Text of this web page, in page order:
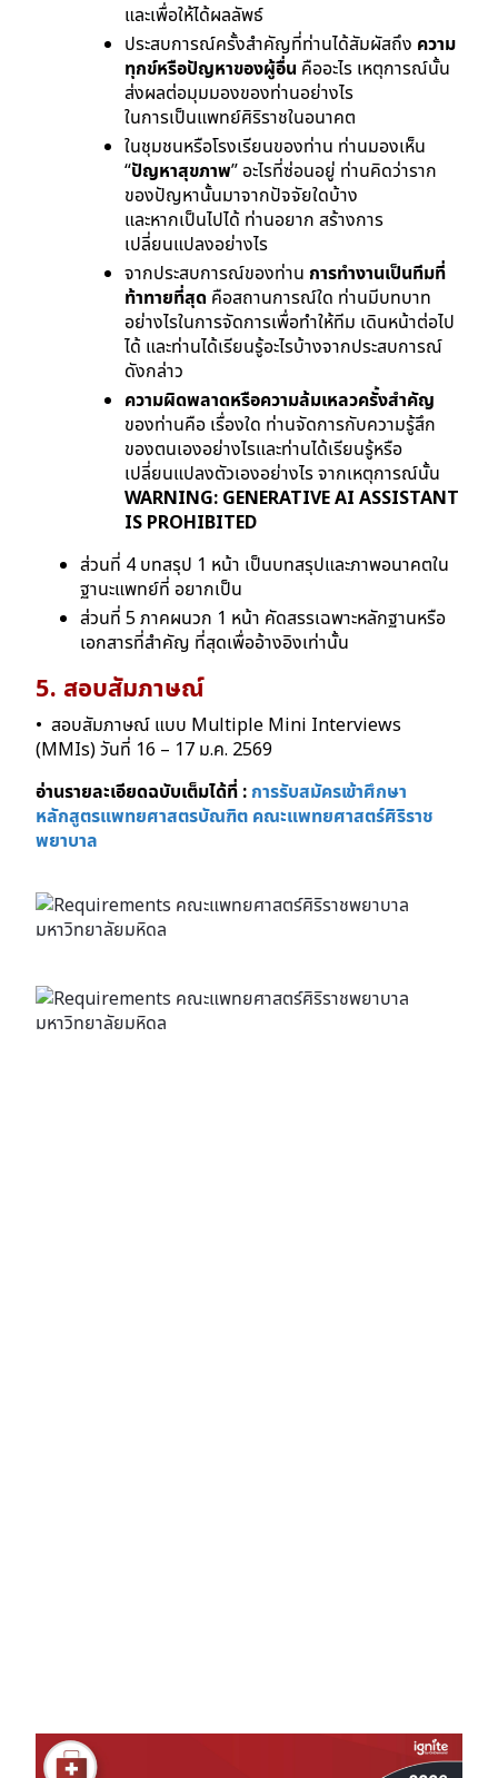
และเพื่อให้ได้ผลลัพธ์
ประสบการณ์ครั้งสําคัญที่ท่านได้สัมผัสถึง ความ
ทุกข์หรือปัญหาของผู้อื่น คืออะไร เหตุการณ์นั้น
ส่งผลต่อมุมมองของท่านอย่างไร
ในการเป็นแพทย์ศิริราชในอนาคต
ในชุมชนหรือโรงเรียนของท่าน ท่านมองเห็น
“ปัญหาสุขภาพ” อะไรที่ซ่อนอยู่ ท่านคิดว่าราก
ของปัญหานั้นมาจากปัจจัยใดบ้าง
และหากเป็นไปได้ ท่านอยาก สร้างการ
เปลี่ยนแปลงอย่างไร
จากประสบการณ์ของท่าน การทํางานเป็นทีมที่
ท้าทายที่สุด คือสถานการณ์ใด ท่านมีบทบาท
อย่างไรในการจัดการเพื่อทําให้ทีม เดินหน้าต่อไป
ได้ และท่านได้เรียนรู้อะไรบ้างจากประสบการณ์
ดังกล่าว
ความผิดพลาดหรือความล้มเหลวครั้งสําคัญ
ของท่านคือ เรื่องใด ท่านจัดการกับความรู้สึก
ของตนเองอย่างไรและท่านได้เรียนรู้หรือ
เปลี่ยนแปลงตัวเองอย่างไร จากเหตุการณ์นั้น
WARNING: GENERATIVE AI ASSISTANT
IS PROHIBITED
ส่วนที่ 4 บทสรุป 1 หน้า เป็นบทสรุปและภาพอนาคตใน
ฐานะแพทย์ที่ อยากเป็น
ส่วนที่ 5 ภาคผนวก 1 หน้า คัดสรรเฉพาะหลักฐานหรือ
เอกสารที่สําคัญ ที่สุดเพื่ออ้างอิงเท่านั้น
5. สอบสัมภาษณ์
• สอบสัมภาษณ์ แบบ Multiple Mini Interviews
(MMIs) วันที่ 16 – 17 ม.ค. 2569
อ่านรายละเอียดฉบับเต็มได้ที่ : การรับสมัครเข้าศึกษา
หลักสูตรแพทยศาสตรบัณฑิต คณะแพทยศาสตร์ศิริราช
พยาบาล